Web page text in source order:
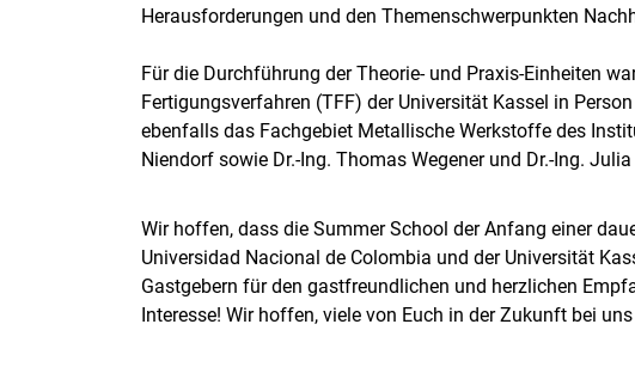
Herausforderungen und den Themenschwerpunkten
Für die Durchführung der Theorie- und Praxis-Einheiten
Fertigungsverfahren (TFF) der Universität Kassel in
ebenfalls das Fachgebiet Metallische Werkstoffe des
Niendorf sowie Dr.-Ing. Thomas Wegener und Dr.-Ing.
Wir hoffen, dass die Summer School der Anfang einer
Universidad Nacional de Colombia und der Universität
Gastgebern für den gastfreundlichen und herzlichen
Interesse! Wir hoffen, viele von Euch in der Zukunft bei